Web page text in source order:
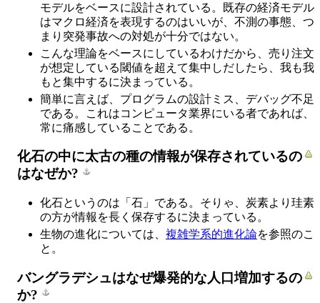
モデルをベースに設計されている。既存の経済モデル
はマクロ経済を表現するのはいいが、不測の事態、つ
まり突発事故への対処が十分ではない。
こんな理論をベースにしているわけだから、売り注文
が想定している閾値を超えて集中しだしたら、我も我
もと集中するに決まっている。
簡単に言えば、プログラムの設計ミス、デバッグ不足
である。これはコンピュータ業界にいる者であれば、
常に痛感していることである。
化石の中に太古の種の情報が保存されているの
はなぜか?
化石というのは「石」である。そりゃ、炭素より珪素
の方が情報を長く保存するに決まっている。
生物の進化については、 複雑学系的進化論を参照のこ
と。
バングラデシュはなぜ爆発的な人口増加するの
か?